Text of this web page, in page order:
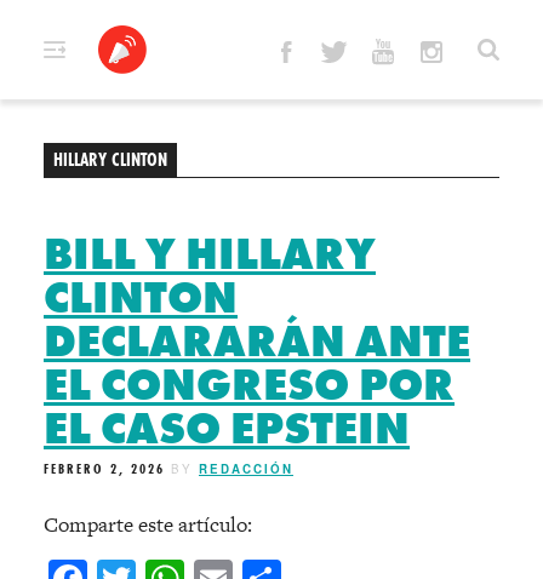
HILLARY CLINTON
BILL Y HILLARY
CLINTON
DECLARARÁN ANTE
EL CONGRESO POR
EL CASO EPSTEIN
FEBRERO 2, 2026 BY REDACCIÓN
Comparte este artículo: